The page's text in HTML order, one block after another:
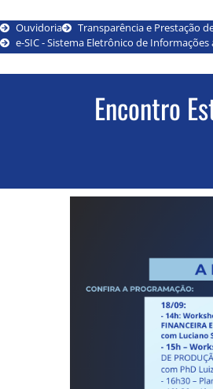
Ouvidoria
Transparência e Prestação
e-SIC - Sistema Eletrônico de Informações
Encontro